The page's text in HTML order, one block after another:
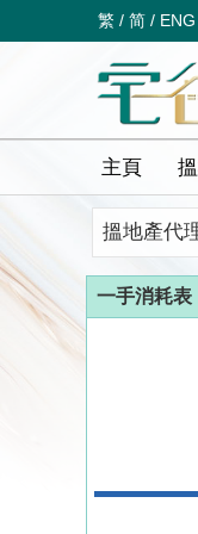
繁 / 简 / ENG
主頁
搵地產代
一手消耗表